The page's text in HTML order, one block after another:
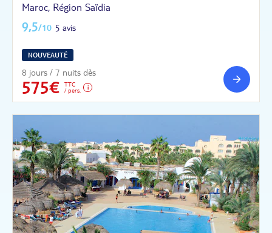
Maroc, Région Saïdia
9,5/10 5 avis
NOUVEAUTÉ
8 jours / 7 nuits dès
575€
TTC
/ pers.